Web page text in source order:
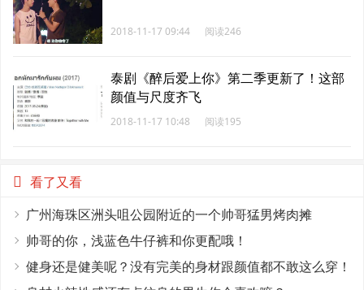
2018-11-17 09:44 阅读246
泰剧《醉后爱上你》第二季更新了！这部
颜值与尺度齐飞
2018-11-17 10:48 阅读195
看了又看
广州海珠区洲头咀公园附近的一个帅哥猛男烤肉摊
帅哥的你，浅蓝色牛仔裤和你更配哦！
健身还是健美呢？没有完美的身材跟颜值都不敢这么穿！